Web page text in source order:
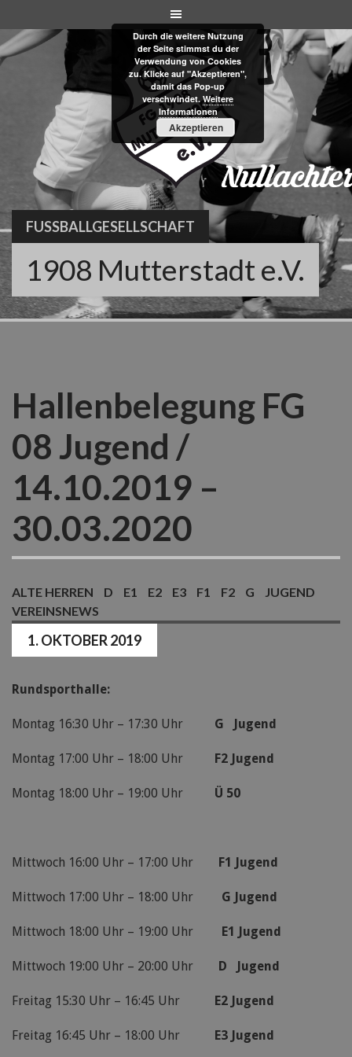
to
content
FUSSBALLGESELLSCHAFT
1908 Mutterstadt e.V.
Hallenbelegung FG
08 Jugend /
14.10.2019 –
30.03.2020
ALTE HERREN D E1 E2 E3 F1 F2 G
JUGEND
VEREINSNEWS
1. OKTOBER 2019
Rundsporthalle:
Montag 16:30 Uhr – 17:30 Uhr G Jugend
Montag 17:00 Uhr – 18:00 Uhr F2 Jugend
Montag 18:00 Uhr – 19:00 Uhr Ü 50
Mittwoch 16:00 Uhr – 17:00 Uhr F1 Jugend
Mittwoch 17:00 Uhr – 18:00 Uhr G Jugend
Mittwoch 18:00 Uhr – 19:00 Uhr E1 Jugend
Mittwoch 19:00 Uhr – 20:00 Uhr D Jugend
Freitag 15:30 Uhr – 16:45 Uhr E2 Jugend
Freitag 16:45 Uhr – 18:00 Uhr E3 Jugend
Durch die weitere Nutzung
der Seite stimmst du der
Verwendung von Cookies
zu. Klicke auf "Akzeptieren",
damit das Pop-up
verschwindet.Weitere
Informationen
Akzeptieren